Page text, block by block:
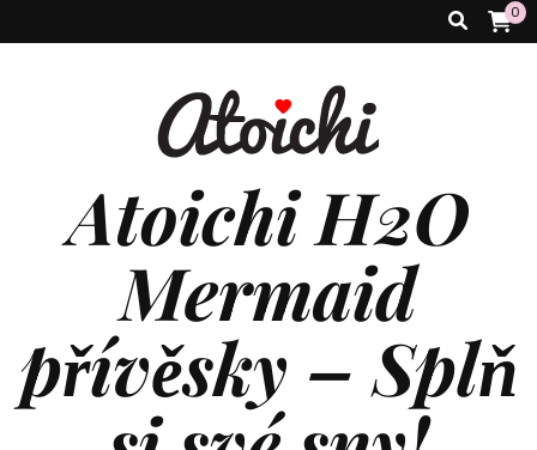
0
Atoichi H2O
Mermaid
přívěsky – Splň